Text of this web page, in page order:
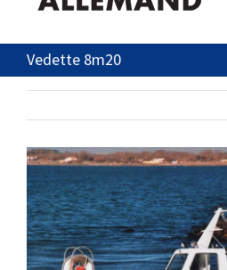
Vedette 8m20